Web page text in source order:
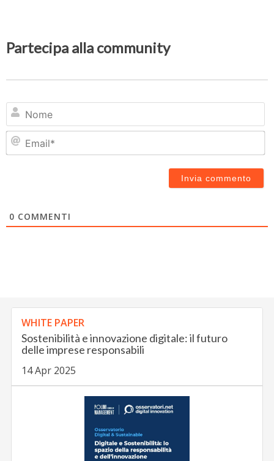
Partecipa alla community
0 COMMENTI
WHITE PAPER
Sostenibilità e innovazione digitale: il futuro
delle imprese responsabili
14 Apr 2025